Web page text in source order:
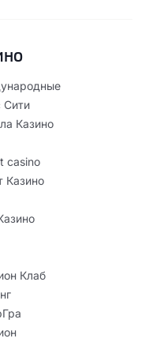
Сити
Казино
casino
Казино
Клаб